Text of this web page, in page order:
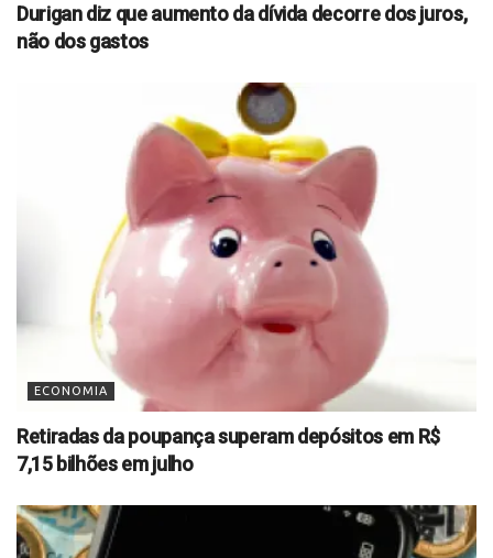
Durigan diz que aumento da dívida decorre dos juros,
não dos gastos
ECONOMIA
Retiradas da poupança superam depósitos em R$
7,15 bilhões em julho